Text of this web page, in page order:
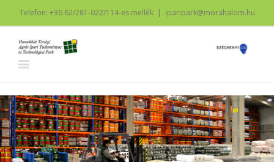
Telefon: +36 62/281-022/114-es mellék | iparipark@morahalom.hu